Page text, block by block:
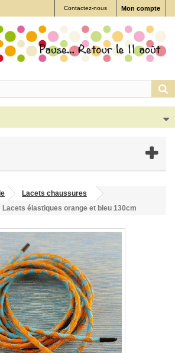
Mon compte
Contactez-nous
Lacets chaussures
Lacets élastiques orange et bleu 130cm